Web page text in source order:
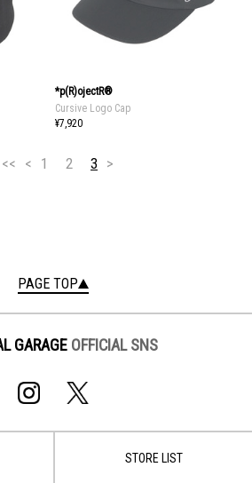
*p(R)ojectR®
Cursive Logo Cap
¥7,920
<< < 1 2 3 >
PAGE TOP
GARAGE OFFICIAL SNS
STORE LIST